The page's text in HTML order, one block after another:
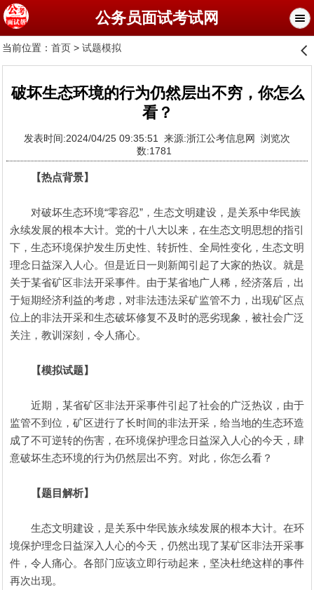
公务员面试考试网
当前位置： 首页> 试题模拟 󰊒
破坏生态环境的行为仍然层出不穷，你怎么
看？
发表时间:2024/04/25 09:35:51 来源:浙江公考信息网 浏览次
数:1781
【热点背景】
对破坏生态环境“零容忍”，生态文明建设，是关系中华民族
永续发展的根本大计。党的十八大以来，在生态文明思想的指引
下，生态环境保护发生历史性、转折性、全局性变化，生态文明
理念日益深入人心。但是近日一则新闻引起了大家的热议。就是
关于某省矿区非法开采事件。由于某省地广人稀，经济落后，出
于短期经济利益的考虑，对非法违法采矿监管不力，出现矿区点
位上的非法开采和生态破坏修复不及时的恶劣现象，被社会广泛
关注，教训深刻，令人痛心。
【模拟试题】
近期，某省矿区非法开采事件引起了社会的广泛热议，由于
监管不到位，矿区进行了长时间的非法开采，给当地的生态环造
成了不可逆转的伤害，在环境保护理念日益深入人心的今天，肆
意破坏生态环境的行为仍然层出不穷。对此，你怎么看？
【题目解析】
生态文明建设，是关系中华民族永续发展的根本大计。在环
境保护理念日益深入人心的今天，仍然出现了某矿区非法开采事
件，令人痛心。各部门应该立即行动起来，坚决杜绝这样的事件
再次出现。